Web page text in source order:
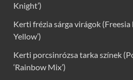
Knight’)
Kerti frézia sárga virágok (Freesia
Yellow’)
Kerti porcsinrózsa tarka színek
‘Rainbow Mix’)